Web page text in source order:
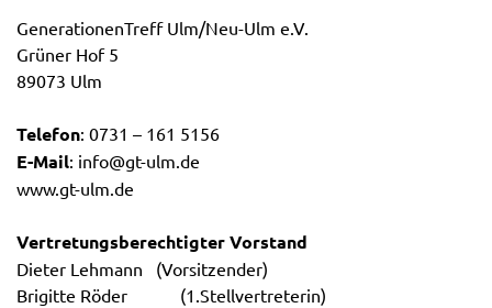
GenerationenTreff Ulm/Neu-Ulm e.V.
Grüner Hof 5
89073 Ulm
Telefon: 0731 – 161 5156
E-Mail: info@gt-ulm.de
www.gt-ulm.de
Vertretungsberechtigter Vorstand
Dieter Lehmann (Vorsitzender)
Brigitte Röder (1.Stellvertreterin)